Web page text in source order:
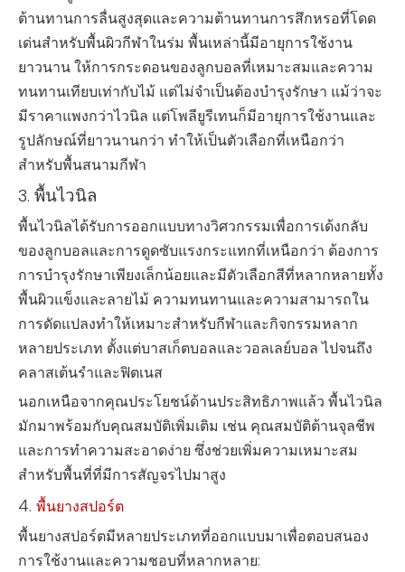
ต้านทานการลื่นสูงสุดและความต้านทานการสึกหรอที่โดด
เด่นสำหรับพื้นผิวกีฬาในร่ม พื้นเหล่านี้มีอายุการใช้งาน
ยาวนาน ให้การกระดอนของลูกบอลที่เหมาะสมและความ
ทนทานเทียบเท่ากับไม้ แต่ไม่จำเป็นต้องบำรุงรักษา แม้ว่าจะ
มีราคาแพงกว่าไวนิล แต่โพลียูรีเทนก็มีอายุการใช้งานและ
รูปลักษณ์ที่ยาวนานกว่า ทำให้เป็นตัวเลือกที่เหนือกว่า
สำหรับพื้นสนามกีฬา
3. พื้นไวนิล
พื้นไวนิลได้รับการออกแบบทางวิศวกรรมเพื่อการเด้งกลับ
ของลูกบอลและการดูดซับแรงกระแทกที่เหนือกว่า ต้องการ
การบำรุงรักษาเพียงเล็กน้อยและมีตัวเลือกสีที่หลากหลายทั้ง
พื้นผิวแข็งและลายไม้ ความทนทานและความสามารถใน
การดัดแปลงทำให้เหมาะสำหรับกีฬาและกิจกรรมหลาก
หลายประเภท ตั้งแต่บาสเก็ตบอลและวอลเลย์บอล ไปจนถึง
คลาสเต้นรำและฟิตเนส
นอกเหนือจากคุณประโยชน์ด้านประสิทธิภาพแล้ว พื้นไวนิล
มักมาพร้อมกับคุณสมบัติเพิ่มเติม เช่น คุณสมบัติต้านจุลชีพ
และการทำความสะอาดง่าย ซึ่งช่วยเพิ่มความเหมาะสม
สำหรับพื้นที่ที่มีการสัญจรไปมาสูง
4. พื้นยางสปอร์ต
พื้นยางสปอร์ตมีหลายประเภทที่ออกแบบมาเพื่อตอบสนอง
การใช้งานและความชอบที่หลากหลาย: